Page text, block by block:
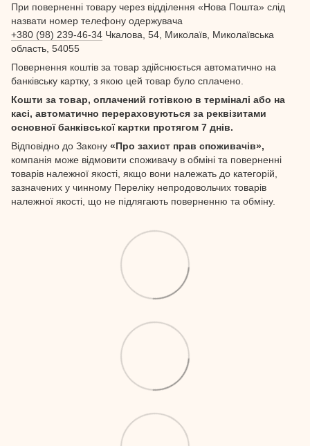
При поверненні товару через відділення «Нова Пошта» слід
назвати номер телефону одержувача
+380 (98) 239-46-34 Чкалова, 54, Миколаїв, Миколаївська
область, 54055
Повернення коштів за товар здійснюється автоматично на
банківську картку, з якою цей товар було сплачено.
Кошти за товар, оплачений готівкою в терміналі або на
касі, автоматично перераховуються за реквізитами
основної банківської картки протягом 7 днів.
Відповідно до Закону «Про захист прав споживачів»,
компанія може відмовити споживачу в обміні та поверненні
товарів належної якості, якщо вони належать до категорій,
зазначених у чинному Переліку непродовольчих товарів
належної якості, що не підлягають поверненню та обміну.